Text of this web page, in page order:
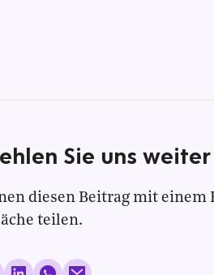
Sie uns weiter
diesen Beitrag mit einem
teilen.